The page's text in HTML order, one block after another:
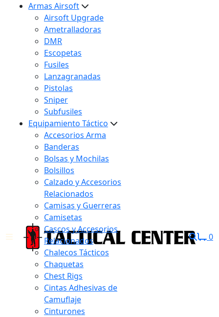
Armas Airsoft
Airsoft Upgrade
Ametralladoras
DMR
Escopetas
Fusiles
Lanzagranadas
Pistolas
Sniper
Subfusiles
Equipamiento Táctico
Accesorios Arma
Banderas
Bolsas y Mochilas
Bolsillos
Calzado y Accesorios
Relacionados
Camisas y Guerreras
Camisetas
Cascos y Accesorios
Relacionados
Chalecos Tácticos
Chaquetas
Chest Rigs
Cintas Adhesivas de
Camuflaje
Cinturones
0